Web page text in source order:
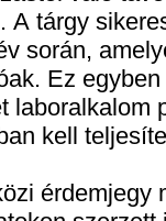
A tárgy
során,
Ez
laboralkalom
kell
érdemjegy